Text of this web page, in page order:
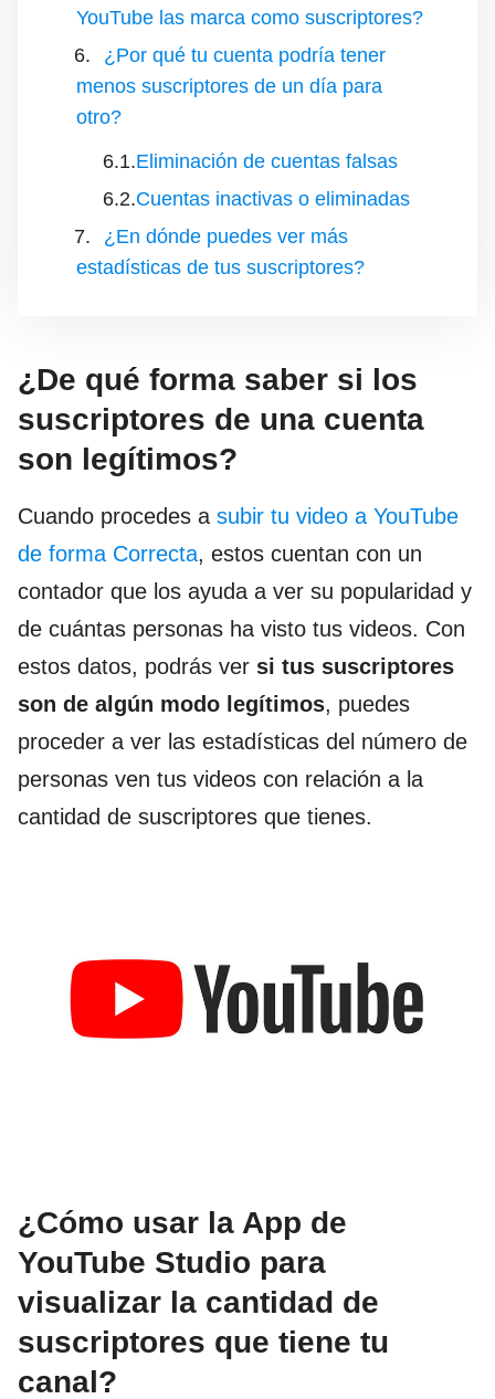
YouTube las marca como suscriptores?
¿Por qué tu cuenta podría tener
menos suscriptores de un día para
otro?
Eliminación de cuentas falsas
Cuentas inactivas o eliminadas
¿En dónde puedes ver más
estadísticas de tus suscriptores?
¿De qué forma saber si los
suscriptores de una cuenta
son legítimos?
Cuando procedes a subir tu video a YouTube
de forma Correcta, estos cuentan con un
contador que los ayuda a ver su popularidad y
de cuántas personas ha visto tus videos. Con
estos datos, podrás ver si tus suscriptores
son de algún modo legítimos, puedes
proceder a ver las estadísticas del número de
personas ven tus videos con relación a la
cantidad de suscriptores que tienes.
¿Cómo usar la App de
YouTube Studio para
visualizar la cantidad de
suscriptores que tiene tu
canal?